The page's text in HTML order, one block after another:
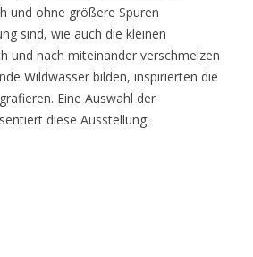
und ohne größere Spuren
sind, wie auch die kleinen
und nach miteinander verschmelzen
Wildwasser bilden, inspirierten die
Eine Auswahl der
diese Ausstellung.